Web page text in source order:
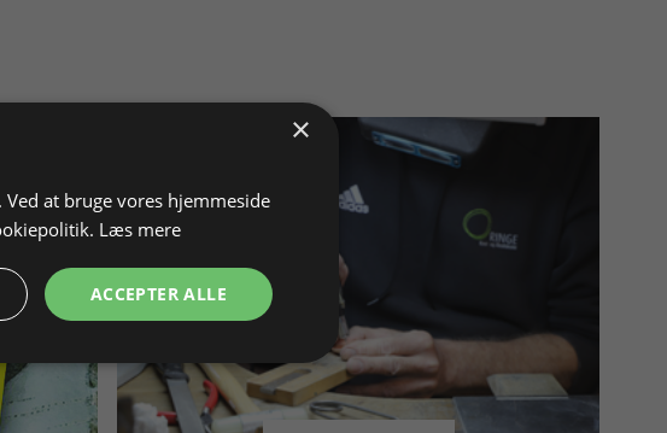
×
at bruge vores hjemmeside
Læs mere
ACCEPTER ALLE